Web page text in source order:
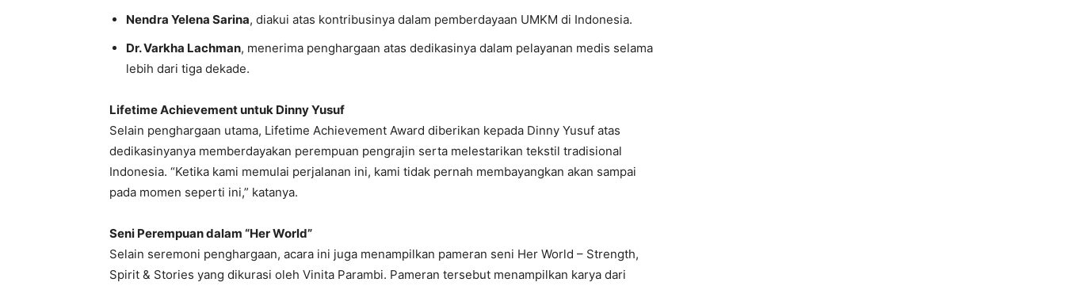
Nendra Yelena Sarina, diakui atas kontribusinya dalam pemberdayaan UMKM di Indonesia.
Dr. Varkha Lachman, menerima penghargaan atas dedikasinya dalam pelayanan medis selama
lebih dari tiga dekade.
Lifetime Achievement untuk Dinny Yusuf
Selain penghargaan utama, Lifetime Achievement Award diberikan kepada Dinny Yusuf atas
dedikasinyanya memberdayakan perempuan pengrajin serta melestarikan tekstil tradisional
Indonesia. “Ketika kami memulai perjalanan ini, kami tidak pernah membayangkan akan sampai
pada momen seperti ini,” katanya.
Seni Perempuan dalam “Her World”
Selain seremoni penghargaan, acara ini juga menampilkan pameran seni Her World – Strength,
Spirit & Stories yang dikurasi oleh Vinita Parambi. Pameran tersebut menampilkan karya dari